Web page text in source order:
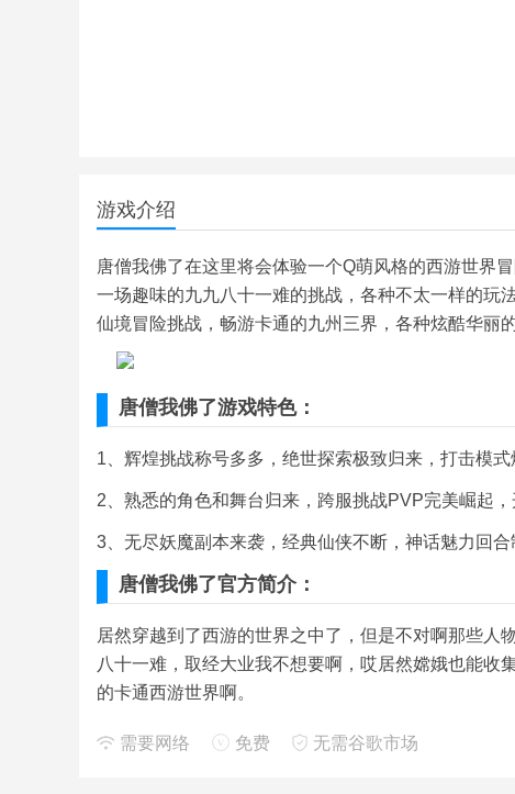
游戏介绍
唐僧我佛了在这里将会体验一个Q萌风格的西游世界
一场趣味的九九八十一难的挑战，各种不太一样的玩
仙境冒险挑战，畅游卡通的九州三界，各种炫酷华丽
唐僧我佛了游戏特色：
1、辉煌挑战称号多多，绝世探索极致归来，打击模
2、熟悉的角色和舞台归来，跨服挑战PVP完美崛起
3、无尽妖魔副本来袭，经典仙侠不断，神话魅力回
唐僧我佛了官方简介：
居然穿越到了西游的世界之中了，但是不对啊那些人
八十一难，取经大业我不想要啊，哎居然嫦娥也能收
的卡通西游世界啊。
需要网络 免费 无需谷歌市场